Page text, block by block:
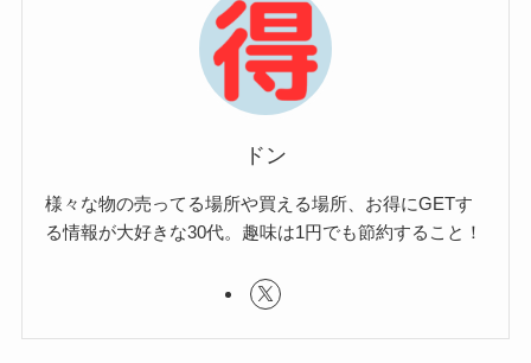
ドン
様々な物の売ってる場所や買える場所、お得にGETす
る情報が大好きな30代。趣味は1円でも節約すること！